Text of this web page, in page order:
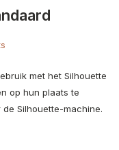
met het Silhouette
op hun plaats te
Silhouette-machine.